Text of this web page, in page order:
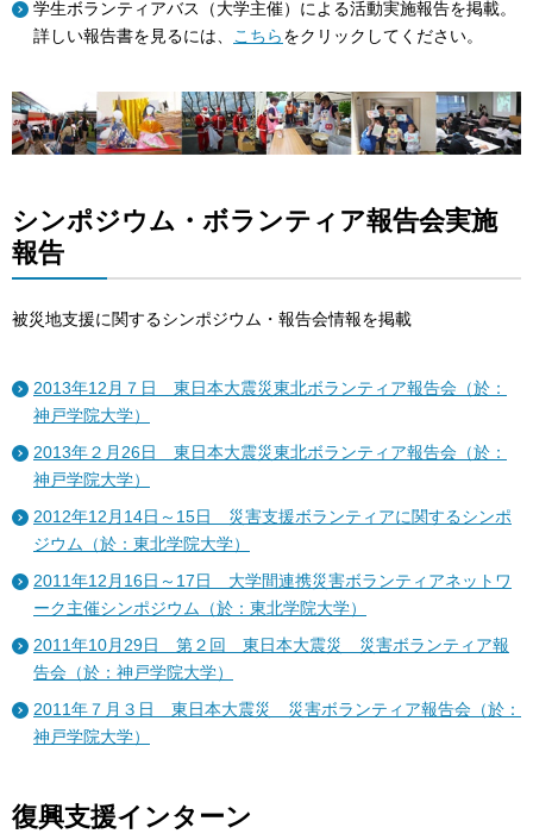
学生ボランティアバス（大学主催）による活動実施報告を掲載。
詳しい報告書を見るには、
こちらをクリックしてください。
シンポジウム・ボランティア報告会実施
報告
被災地支援に関するシンポジウム・報告会情報を掲載
2013年12月７日 東日本大震災東北ボランティア報告会（於：
神戸学院大学）
2013年２月26日 東日本大震災東北ボランティア報告会（於：
神戸学院大学）
2012年12月14日～15日 災害支援ボランティアに関するシンポ
ジウム（於：東北学院大学）
2011年12月16日～17日 大学間連携災害ボランティアネットワ
ーク主催シンポジウム（於：東北学院大学）
2011年10月29日 第２回 東日本大震災 災害ボランティア報
告会（於：神戸学院大学）
2011年７月３日 東日本大震災 災害ボランティア報告会（於：
神戸学院大学）
復興支援インターン